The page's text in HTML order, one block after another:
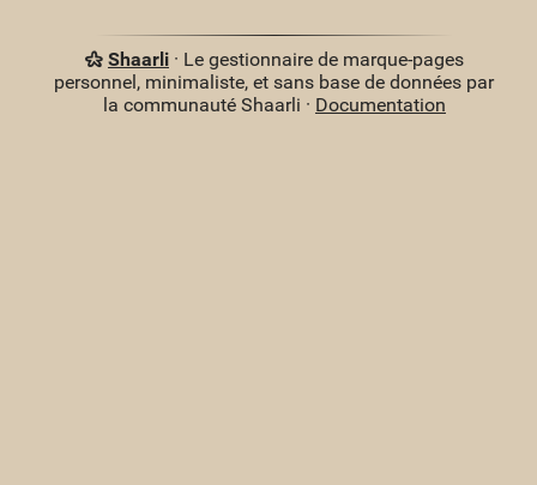
Shaarli· Le gestionnaire de marque-pages
personnel, minimaliste, et sans base de données par
la communauté Shaarli · Documentation